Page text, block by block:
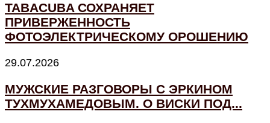
TABACUBA СОХРАНЯЕТ
ПРИВЕРЖЕННОСТЬ
ФОТОЭЛЕКТРИЧЕСКОМУ ОРОШЕНИЮ
29.07.2026
МУЖСКИЕ РАЗГОВОРЫ С ЭРКИНОМ
ТУХМУХАМЕДОВЫМ. О ВИСКИ ПОД...